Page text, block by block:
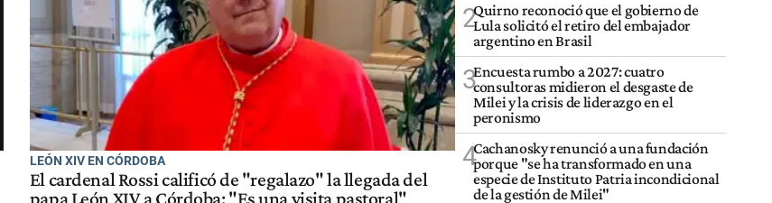
LEÓN XIV EN CÓRDOBA
El cardenal Rossi calificó de "regalazo" la llegada del
papa León XIV a Córdoba: "Es una visita pastoral"
2Quirno reconoció que el gobierno de
Lula solicitó el retiro del embajador
argentino en Brasil
3Encuesta rumbo a 2027: cuatro
consultoras midieron el desgaste de
Milei y la crisis de liderazgo en el
peronismo
4Cachanosky renunció a una fundación
porque "se ha transformado en una
especie de Instituto Patria incondicional
de la gestión de Milei"